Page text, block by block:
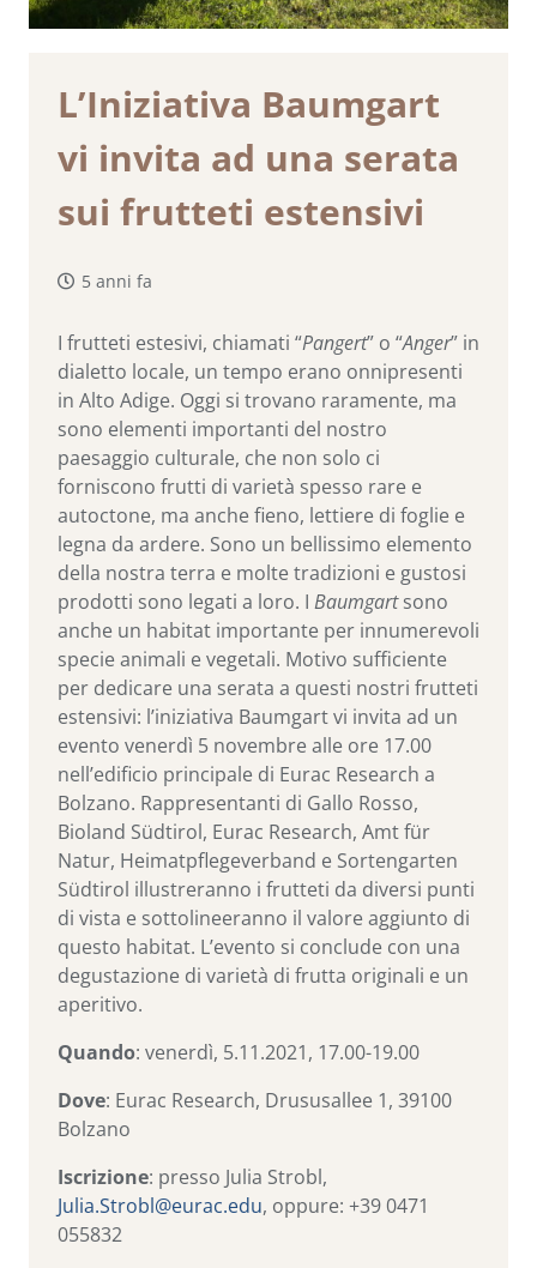
L’Iniziativa Baumgart
vi invita ad una serata
sui frutteti estensivi
5 anni fa
I frutteti estesivi, chiamati “Pangert” o “Anger” in
dialetto locale, un tempo erano onnipresenti
in Alto Adige. Oggi si trovano raramente, ma
sono elementi importanti del nostro
paesaggio culturale, che non solo ci
forniscono frutti di varietà spesso rare e
autoctone, ma anche fieno, lettiere di foglie e
legna da ardere. Sono un bellissimo elemento
della nostra terra e molte tradizioni e gustosi
prodotti sono legati a loro. I Baumgartsono
anche un habitat importante per innumerevoli
specie animali e vegetali. Motivo sufficiente
per dedicare una serata a questi nostri frutteti
estensivi: l’iniziativa Baumgart vi invita ad un
evento venerdì 5 novembre alle ore 17.00
nell’edificio principale di Eurac Research a
Bolzano. Rappresentanti di Gallo Rosso,
Bioland Südtirol, Eurac Research, Amt für
Natur, Heimatpflegeverband e Sortengarten
Südtirol illustreranno i frutteti da diversi punti
di vista e sottolineeranno il valore aggiunto di
questo habitat. L’evento si conclude con una
degustazione di varietà di frutta originali e un
aperitivo.
Quando: venerdì, 5.11.2021, 17.00-19.00
Dove: Eurac Research, Drususallee 1, 39100
Bolzano
Iscrizione: presso Julia Strobl,
Julia.Strobl@eurac.edu, oppure: +39 0471
055832